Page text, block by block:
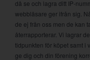
då se och lagra ditt IP-
webbläsare ger ifrån sig.
de ej från oss men de kan
återrapporterar. Vi lagrar
tidpunkten för köpet samt i
ge dig och din förening